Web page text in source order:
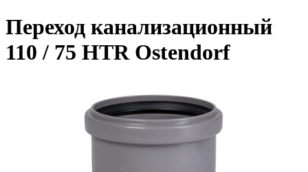
Переход канализационный
110 / 75 HTR Ostendorf